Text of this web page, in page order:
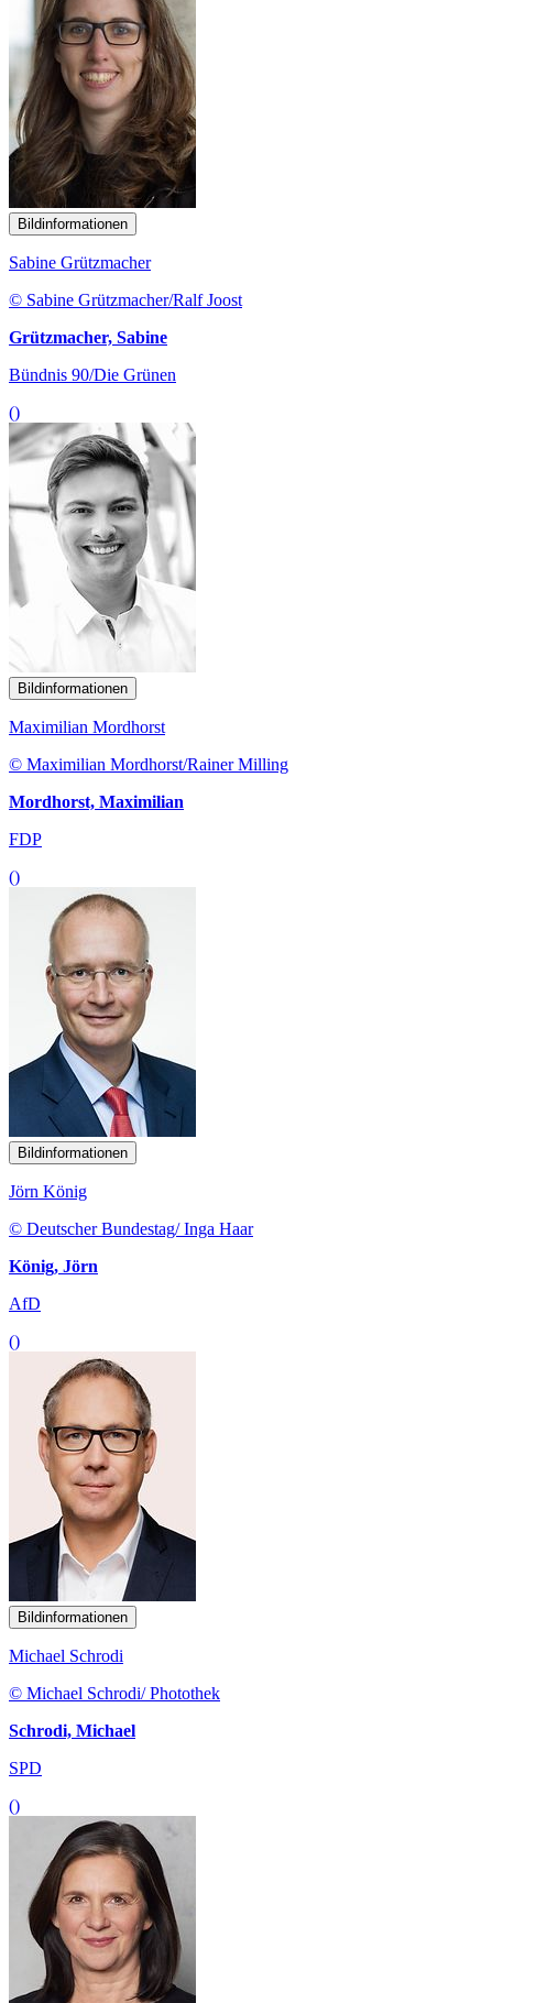
Bildinformationen
Sabine Grützmacher
© Sabine Grützmacher/Ralf Joost
Grützmacher, Sabine
Bündnis 90/Die Grünen
()
Bildinformationen
Maximilian Mordhorst
© Maximilian Mordhorst/Rainer Milling
Mordhorst, Maximilian
FDP
()
Bildinformationen
Jörn König
© Deutscher Bundestag/ Inga Haar
König, Jörn
AfD
()
Bildinformationen
Michael Schrodi
© Michael Schrodi/ Photothek
Schrodi, Michael
SPD
()